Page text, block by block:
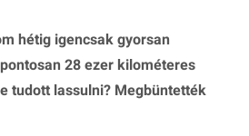
hétig igencsak gyorsan
28 ezer kilométeres
tudott lassulni? Megbüntették